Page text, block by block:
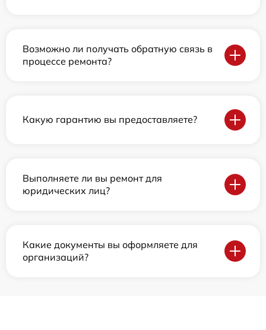
Возможно ли получать обратную связь в
процессе ремонта?
Какую гарантию вы предоставляете?
Выполняете ли вы ремонт для
юридических лиц?
Какие документы вы оформляете для
организаций?